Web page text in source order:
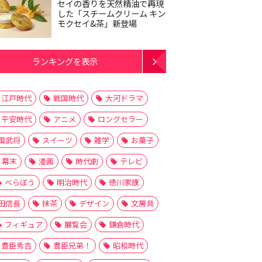
セイの香りを天然精油で再現
した「スチームクリーム キン
モクセイ&茶」新登場
ランキングを表示
江戸時代 戦国時代
大河ドラマ
平安時代
アニメ
ロングセラー
武将
スイーツ 雑学
お菓子
幕末
漫画 時代劇
テレビ
べらぼう
明治時代
徳川家康
信長
抹茶 デザイン
文房具
フィギュア
展覧会
鎌倉時代
豊臣秀吉
豊臣兄弟！
昭和時代